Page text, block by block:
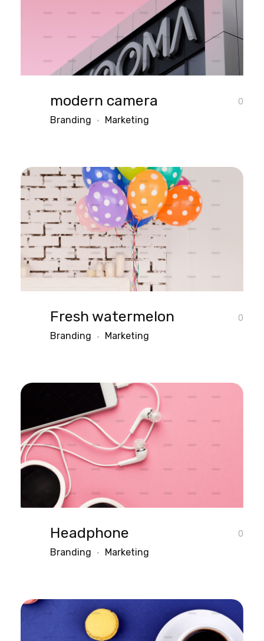
modern camera 0
Branding Marketing
Fresh watermelon 0
Branding Marketing
Headphone 0
Branding Marketing